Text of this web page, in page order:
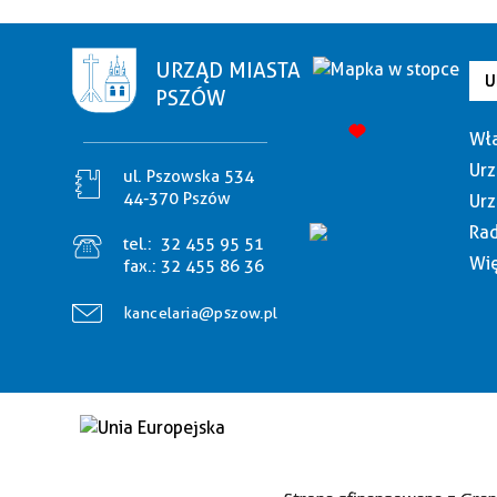
URZĄD MIASTA
PSZÓW
ul. Pszowska 534
44-370 Pszów
tel.: 32 455 95 51
fax.: 32 455 86 36
kancelaria@pszow.pl